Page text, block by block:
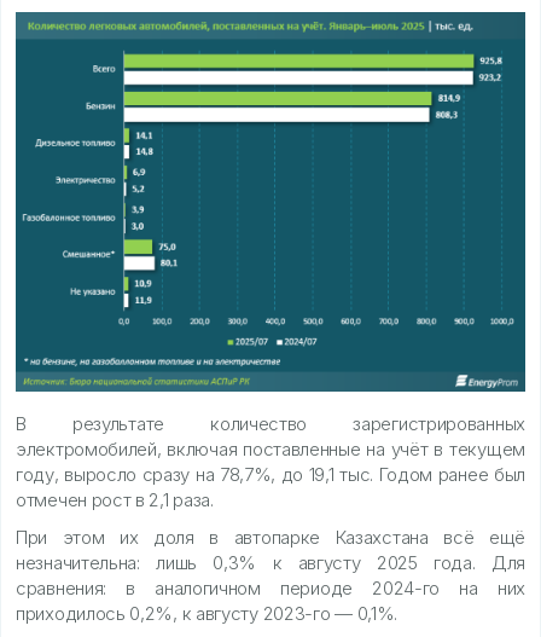
В результате количество зарегистрированных
электромобилей, включая поставленные на учёт в текущем
году, выросло сразу на 78,7%, до 19,1 тыс. Годом ранее был
отмечен рост в 2,1 раза.
При этом их доля в автопарке Казахстана всё ещё
незначительна: лишь 0,3% к августу 2025 года. Для
сравнения: в аналогичном периоде 2024-го на них
приходилось 0,2%, к августу 2023-го — 0,1%.